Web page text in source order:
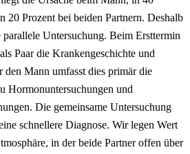
20 Prozent bei beiden Partnern. Deshalb
Untersuchung. Beim Ersttermin
Paar die Krankengeschichte und
Mann umfasst dies primär die
Hormonuntersuchungen und
Die gemeinsame Untersuchung
schnellere Diagnose. Wir legen Wert
in der beide Partner offen über